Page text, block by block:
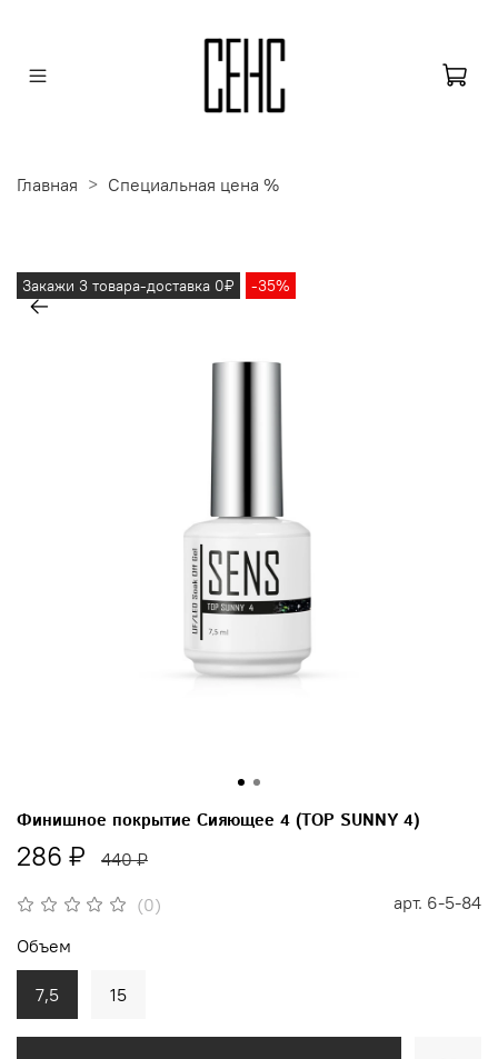
Главная Специальная цена %
Закажи 3 товара-доставка 0₽ -35%
(0) арт. 6-5-84
Финишное покрытие Сияющее 4 (TOP SUNNY 4)
286 ₽ 440 ₽
Объем
7,5 15